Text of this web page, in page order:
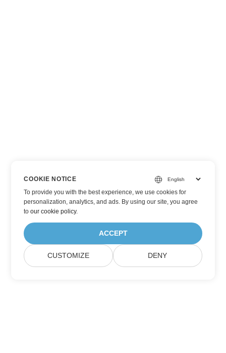
COOKIE NOTICE
To provide you with the best experience, we use cookies for
personalization, analytics, and ads. By using our site, you agree
toour cookie policy.
ACCEPT
CUSTOMIZE DENY